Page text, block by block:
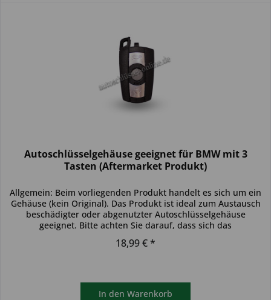
Autoschlüsselgehäuse geeignet für BMW mit 3
Tasten (Aftermarket Produkt)
Allgemein: Beim vorliegenden Produkt handelt es sich um ein
Gehäuse (kein Original). Das Produkt ist ideal zum Austausch
beschädigter oder abgenutzter Autoschlüsselgehäuse
geeignet. Bitte achten Sie darauf, dass sich das
18,99 € *
In den Warenkorb